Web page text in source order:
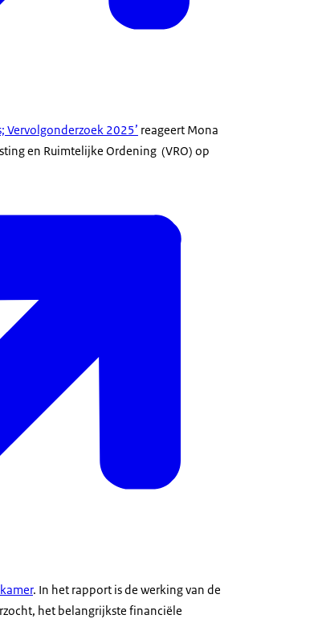
Vervolgonderzoek 2025’ reageert Mona
en Ruimtelijke Ordening (VRO) op
. In het rapport is de werking van de
het belangrijkste financiële